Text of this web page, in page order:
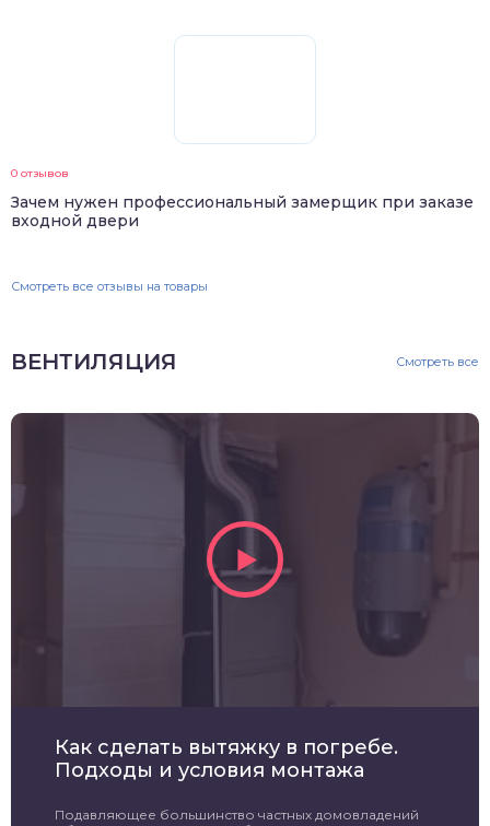
0 отзывов
Зачем нужен профессиональный замерщик при заказе
входной двери
Смотреть все отзывы на товары
ВЕНТИЛЯЦИЯ Смотреть все
Как сделать вытяжку в погребе.
Подходы и условия монтажа
Подавляющее большинство частных домовладений